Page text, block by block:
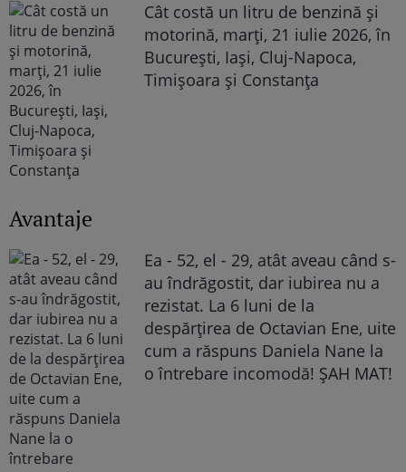
Cât costă un litru de benzină și
motorină, marți, 21 iulie 2026, în
București, Iași, Cluj-Napoca,
Timișoara și Constanța
Avantaje
Ea - 52, el - 29, atât aveau când s-
au îndrăgostit, dar iubirea nu a
rezistat. La 6 luni de la
despărțirea de Octavian Ene, uite
cum a răspuns Daniela Nane la
o întrebare incomodă! ȘAH MAT!